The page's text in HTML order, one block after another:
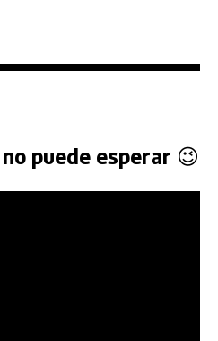
puede esperar 😉